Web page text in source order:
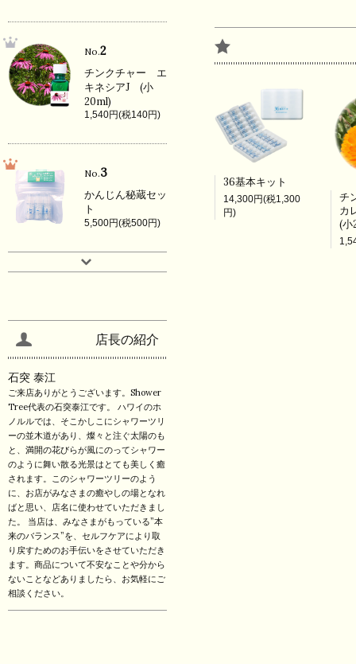
36基本キット
14,300円(税1,300
円)
チ
カ
(小
No.2
チンクチャー エ
キネシアJ (小
20ml)
1,540円(税140円)
No.3
かんじん秘蔵セッ
ト
5,500円(税500円)
店長の紹介
石突 泰江
ご来店ありがとうございます。Shower
Tree代表の石突泰江です。 ハワイのホ
ノルルでは、そこかしこにシャワーツリ
ーの並木道があり、燦々と注ぐ太陽のも
と、満開の花びらが風にのってシャワー
のように舞い散る光景はとても美しく癒
されます。このシャワーツリーのよう
に、お店がみなさまの癒やしの場となれ
ばと思い、店名に使わせていただきまし
た。 当店は、みなさまがもっている”本
来のバランス”を、セルフケアにより取
り戻すためのお手伝いをさせていただき
ます。商品について不安なことや分から
ないことなどありましたら、お気軽にご
相談ください。